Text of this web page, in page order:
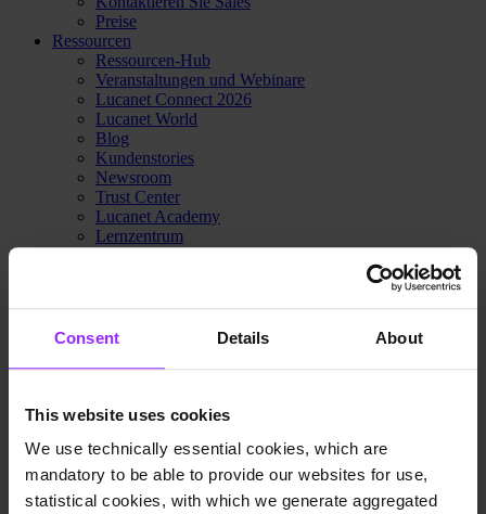
Consent Details About
This website uses cookies
We use technically essential cookies, which are
mandatory to be able to provide our websites for use,
statistical cookies, with which we generate aggregated
Preise
Ressourcen
Ressourcen-Hub
Veranstaltungen und Webinare
Lucanet Connect 2026
Lucanet World
Blog
Kundenstories
Newsroom
Trust Center
Lucanet Academy
Lernzentrum
Kontaktieren Sie Sales
Preise
Über uns
Nachhaltigkeit
Kontaktieren Sie Sales
Preise